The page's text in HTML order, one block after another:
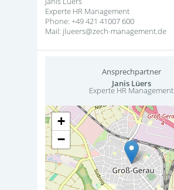
Experte HR Management
Phone: +49 421 41007 600
Mail: jlueers@zech-management.de
Ansprechpartner
Janis Lüers
Experte HR Management
+
−